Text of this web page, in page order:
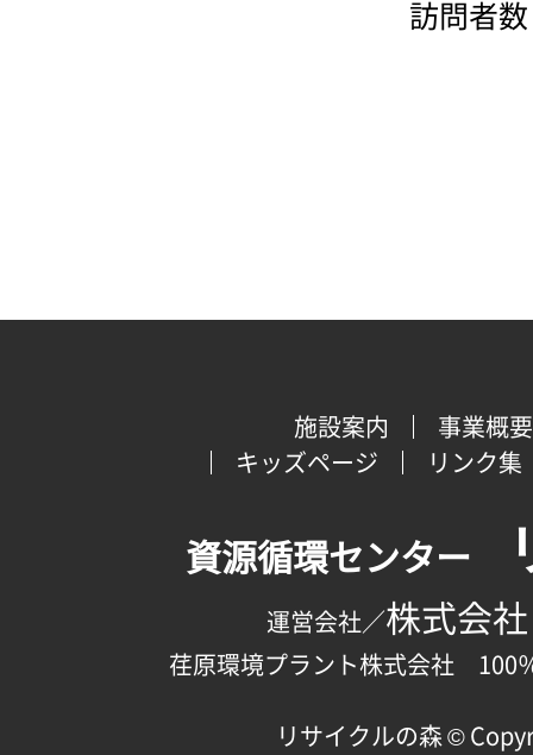
訪問者
施設案内
事業概要
キッズページ
リンク集
資源循環センター
運営会社／株式会
荏原環境プラント株式会社 100
リサイクルの森 ©